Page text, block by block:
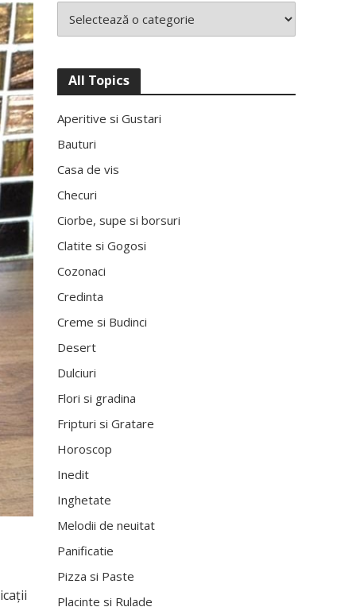
All Topics
Aperitive si Gustari
Bauturi
Casa de vis
Checuri
Ciorbe, supe si borsuri
Clatite si Gogosi
Cozonaci
Credinta
Creme si Budinci
Desert
Dulciuri
Flori si gradina
Fripturi si Gratare
Horoscop
Inedit
Inghetate
Melodii de neuitat
Panificatie
Pizza si Paste
Placinte si Rulade